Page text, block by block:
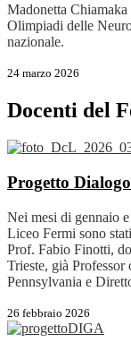
Madonetta
Olimpiadi delle
nazionale.
24 marzo 2026
Docenti del
Progetto
Nei mesi di gennaio
Liceo Fermi sono
Prof. Fabio Finotti,
Trieste, già
Pennsylvania e
26 febbraio 2026